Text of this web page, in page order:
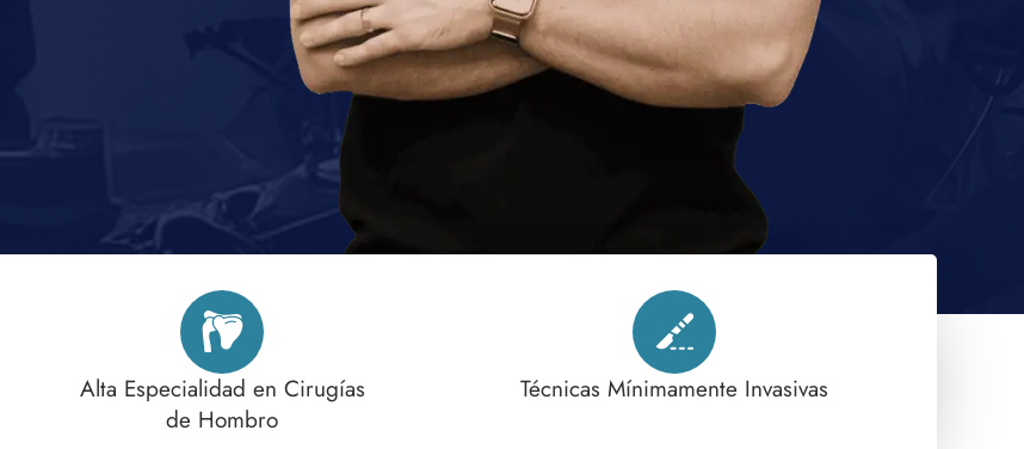
Técnicas Mínimamente Invasivas
Alta Especialidad en Cirugías
de Hombro